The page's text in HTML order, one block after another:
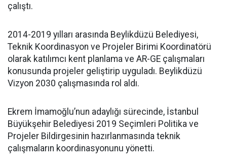
çalıştı.
2014-2019 yılları arasında Beylikdüzü Belediyesi,
Teknik Koordinasyon ve Projeler Birimi Koordinatörü
olarak katılımcı kent planlama ve AR-GE çalışmaları
konusunda projeler geliştirip uyguladı. Beylikdüzü
Vizyon 2030 çalışmasında rol aldı.
Ekrem İmamoğlu’nun adaylığı sürecinde, İstanbul
Büyükşehir Belediyesi 2019 Seçimleri Politika ve
Projeler Bildirgesinin hazırlanmasında teknik
çalışmaların koordinasyonunu yönetti.